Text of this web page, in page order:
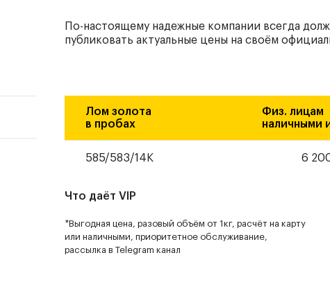
По-настоящему надежные компании всегда
публиковать актуальные цены на своём
Лом золота
в пробах
Физ. лицам
наличными
585/583/14К 6
Что даёт VIP
*Выгодная цена, разовый объём от 1кг, расчёт на карту
или наличными, приоритетное обслуживание,
рассылка в Telegram канал